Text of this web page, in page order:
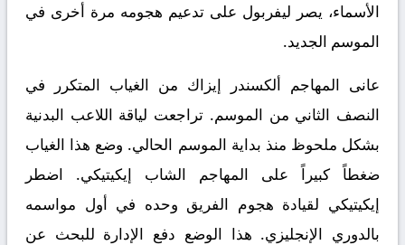
الأسماء، يصر ليفربول على تدعيم هجومه مرة أخرى في
الموسم الجديد.
عانى المهاجم ألكسندر إيزاك من الغياب المتكرر في
النصف الثاني من الموسم. تراجعت لياقة اللاعب البدنية
بشكل ملحوظ منذ بداية الموسم الحالي. وضع هذا الغياب
ضغطاً كبيراً على المهاجم الشاب إيكيتيكي. اضطر
إيكيتيكي لقيادة هجوم الفريق وحده في أول مواسمه
بالدوري الإنجليزي. هذا الوضع دفع الإدارة للبحث عن